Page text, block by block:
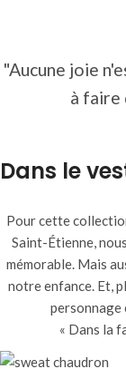
"Aucune joie
à faire
Dans le
Pour cette
Saint-Étienne,
mémorable. Mais
notre enfance. Et,
personnage
« Dans la